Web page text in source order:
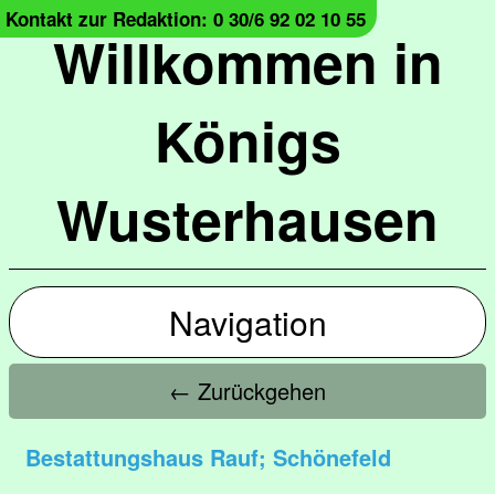
Willkommen in
Königs
Wusterhausen
Kontakt zur Redaktion: 0 30/6 92 02 10 55
Navigation
← Zurückgehen
Bestattungshaus Rauf; Schönefeld